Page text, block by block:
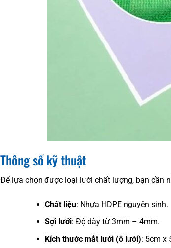
Thông số kỹ thuật
Để lựa chọn được loại lưới chất lượng, bạn cần
Chất liệu: Nhựa HDPE nguyên sinh.
Sợi lưới: Độ dày từ 3mm – 4mm.
Kích thước mắt lưới (ô lưới): 5cm x